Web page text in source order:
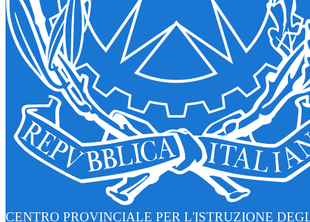
CENTRO PROVINCIALE PER L'ISTRUZIONE